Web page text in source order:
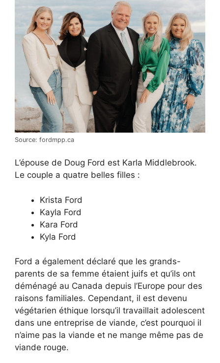
Source: fordmpp.ca
L’épouse de Doug Ford est Karla Middlebrook.
Le couple a quatre belles filles :
Krista Ford
Kayla Ford
Kara Ford
Kyla Ford
Ford a également déclaré que les grands-
parents de sa femme étaient juifs et qu’ils ont
déménagé au Canada depuis l’Europe pour des
raisons familiales. Cependant, il est devenu
végétarien éthique lorsqu’il travaillait adolescent
dans une entreprise de viande, c’est pourquoi il
n’aime pas la viande et ne mange même pas de
viande rouge.